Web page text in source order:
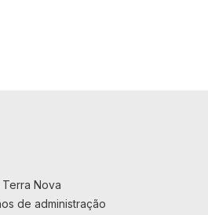
Nova
de administração